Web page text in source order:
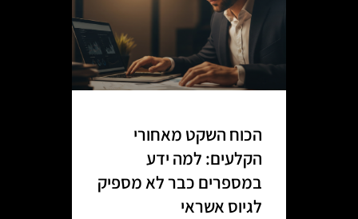
הכוח השקט מאחורי
הקלעים: למה ידע
במספרים כבר לא מספיק
לגיוס אשראי